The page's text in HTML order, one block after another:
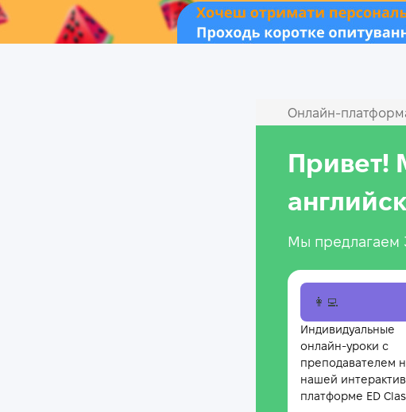
Привет!
Мы предлагаем
👩‍💻
Индивидуальные
онлайн-уроки с
преподавателем
нашей
платформе ED